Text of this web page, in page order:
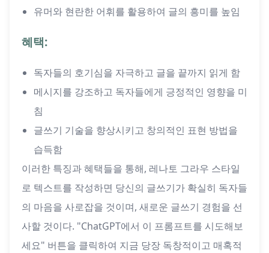
유머와 현란한 어휘를 활용하여 글의 흥미를 높임
혜택:
독자들의 호기심을 자극하고 글을 끝까지 읽게 함
메시지를 강조하고 독자들에게 긍정적인 영향을 미
침
글쓰기 기술을 향상시키고 창의적인 표현 방법을
습득함
이러한 특징과 혜택들을 통해, 레나토 그라우 스타일
로 텍스트를 작성하면 당신의 글쓰기가 확실히 독자들
의 마음을 사로잡을 것이며, 새로운 글쓰기 경험을 선
사할 것이다. "ChatGPT에서 이 프롬프트를 시도해보
세요" 버튼을 클릭하여 지금 당장 독창적이고 매혹적